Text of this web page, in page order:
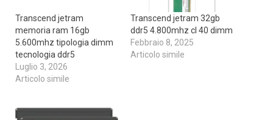
Transcend jetram
memoria ram 16gb
5.600mhz tipologia dimm
tecnologia ddr5
Luglio 3, 2026
Articolo simile
Transcend jetram 32gb
ddr5 4.800mhz cl 40 dimm
Febbraio 8, 2025
Articolo simile